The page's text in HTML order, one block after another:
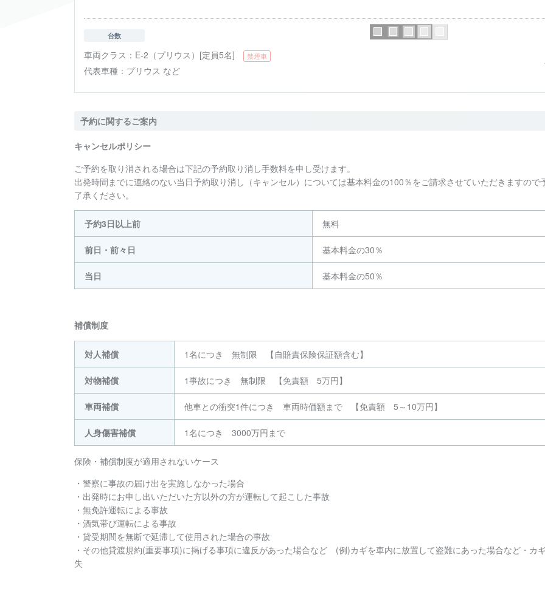
台数
車両クラス： E-2（プリウス）[定員5名] 禁煙車
代表車種： プリウス など
予約に関するご案内
キャンセルポリシー
ご予約を取り消される場合は下記の予約取り消し手数料を申し受けます。
出発時間までに連絡のない当日予約取り消し（キャンセル）については基本料金の100％をご請求させていただきますので
了承ください。
予約3日以上前 無料
前日・前々日 基本料金の30％
当日 基本料金の50％
補償制度
対人補償 1名につき 無制限 【自賠責保険保証額含む】
対物補償 1事故につき 無制限 【免責額 5万円】
車両補償 他車との衝突1件につき 車両時価額まで 【免責額 5～10万円】
人身傷害補償 1名につき 3000万円まで
保険・補償制度が適用されないケース
・警察に事故の届け出を実施しなかった場合
・出発時にお申し出いただいた方以外の方が運転して起こした事故
・無免許運転による事故
・酒気帯び運転による事故
・貸受期間を無断で延滞して使用された場合の事故
・その他貸渡規約(重要事項)に掲げる事項に違反があった場合など (例)カギを車内に放置して盗難にあった場合など・カ
失